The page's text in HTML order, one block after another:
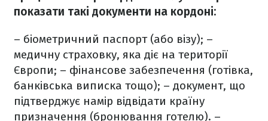
показати такі документи на кордоні:
– біометричний паспорт (або візу); –
медичну страховку, яка діє на території
Європи; – фінансове забезпечення (готівка,
банківська виписка тощо); – документ, що
підтверджує намір відвідати країну
призначення (бронювання готелю). –